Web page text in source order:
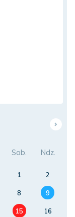
Sob. Ndz.
1
2
8
9
15
16